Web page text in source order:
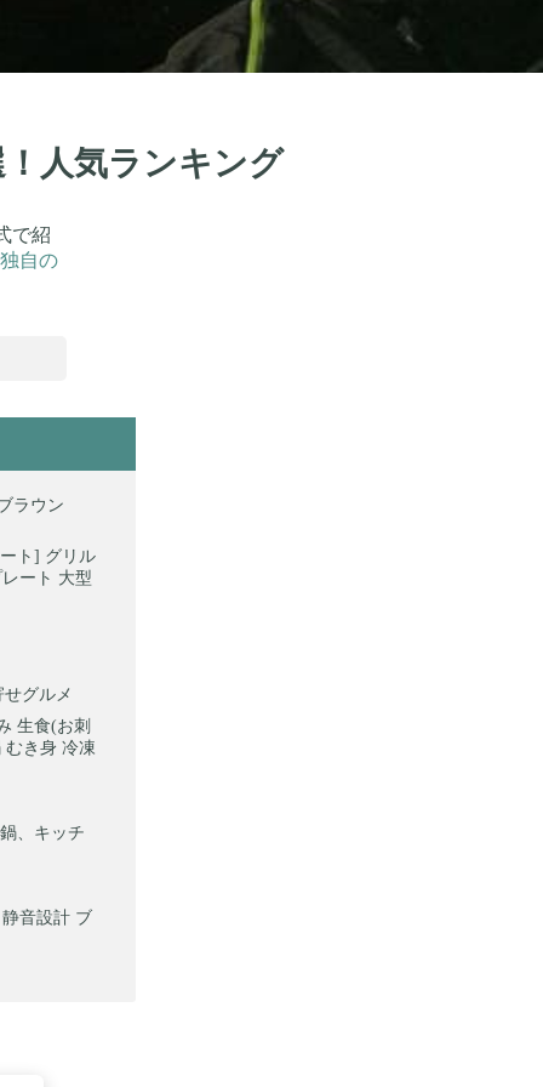
人気ランキング
で紹
独自の
ラウン
ト] グリル
ート 大型
グルメ
生食(お刺
むき身 冷凍
、キッチ
音設計 ブ